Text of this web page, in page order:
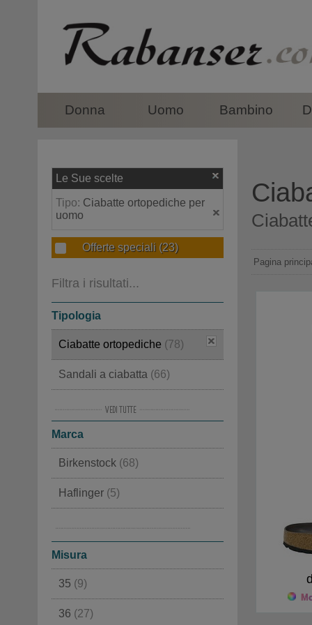
Donna Uomo Bambino
Le Sue scelte
Tipo: Ciabatte ortopediche per
uomo
Offerte speciali (23)
Filtra i risultati...
Tipologia
Ciabatte ortopediche (78)
Sandali a ciabatta (66)
Pantofole(50)
Da piscina
Sandali da piscina
Infradito di gomma
Marca
Birkenstock (68)
Haflinger (5)
MOU
Misura
35 (9)
36 (27)
Pagina